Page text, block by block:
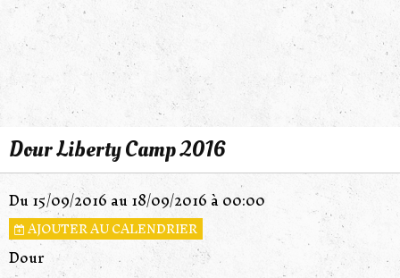
Dour Liberty Camp 2016
Du 15/09/2016au 18/09/2016à 00:00
AJOUTER AU CALENDRIER
Dour